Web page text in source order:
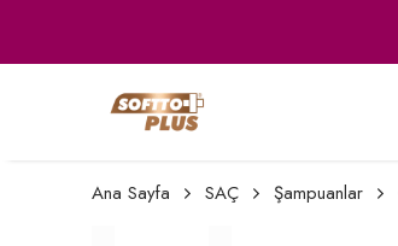
Ana Sayfa SAÇ Şampuanlar